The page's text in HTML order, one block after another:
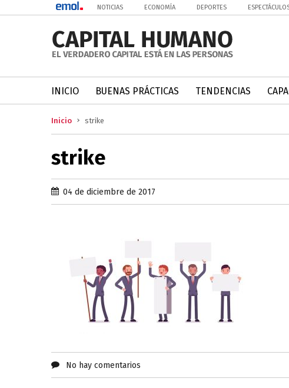
NOTICIAS ECONOMÍA DEPORTES
INICIO BUENAS PRÁCTICAS TENDENCIAS
Inicio strike
strike
04 de diciembre de 2017
No hay comentarios